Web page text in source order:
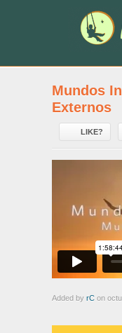
Mundos
Externos
LIKE?
Added by rC on